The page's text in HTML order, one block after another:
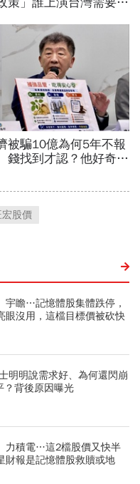
宏股價
宇瞻…記憶體股集體跌停，
眼沒用，這檔目標價被砍快
明明說需求好、為何還閃崩
？背後原因曝光
力積電…這2檔股價又快半
財報是記憶體股救贖或地